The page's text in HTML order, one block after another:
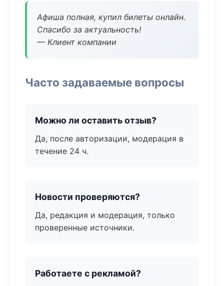
Афиша полная, купил билеты онлайн.
Спасибо за актуальность!
— Клиент компании
Часто задаваемые вопросы
Можно ли оставить отзыв?
Да, после авторизации, модерация в
течение 24 ч.
Новости проверяются?
Да, редакция и модерация, только
проверенные источники.
Работаете с рекламой?